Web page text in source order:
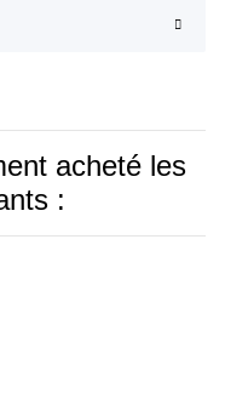
acheté les
: